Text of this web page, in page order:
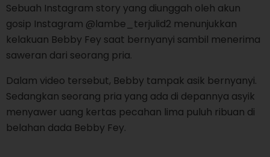
Sebuah Instagram story yang diunggah oleh akun
gosip Instagram @lambe_terjulid2 menunjukkan
kelakuan Bebby Fey saat bernyanyi sambil menerima
saweran dari seorang pria.
Dalam video tersebut, Bebby tampak asik bernyanyi.
Sedangkan seorang pria yang ada di depannya asyik
menyawer uang kertas pecahan lima puluh ribuan di
belahan dada Bebby Fey.